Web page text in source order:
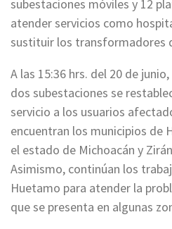
subestaciones móviles y 12
atender servicios como
sustituir los transformadores
A las 15:36 hrs. del 20 de
dos subestaciones se
servicio a los usuarios
encuentran los municipios de
el estado de Michoacán y
Asimismo, continúan los
Huetamo para atender la
que se presenta en algunas